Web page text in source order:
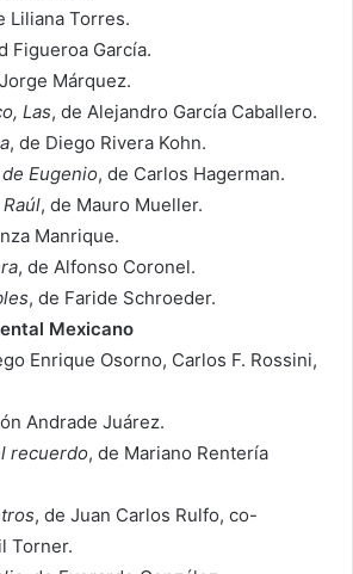
Liliana Torres.
Figueroa García.
Márquez.
Las, de Alejandro García Caballero.
, de Diego Rivera Kohn.
Eugenio, de Carlos Hagerman.
, de Mauro Mueller.
Manrique.
, de Alfonso Coronel.
, de Faride Schroeder.
Mexicano
Enrique Osorno, Carlos F. Rossini,
Andrade Juárez.
recuerdo, de Mariano Rentería
, de Juan Carlos Rulfo, co-
Torner.